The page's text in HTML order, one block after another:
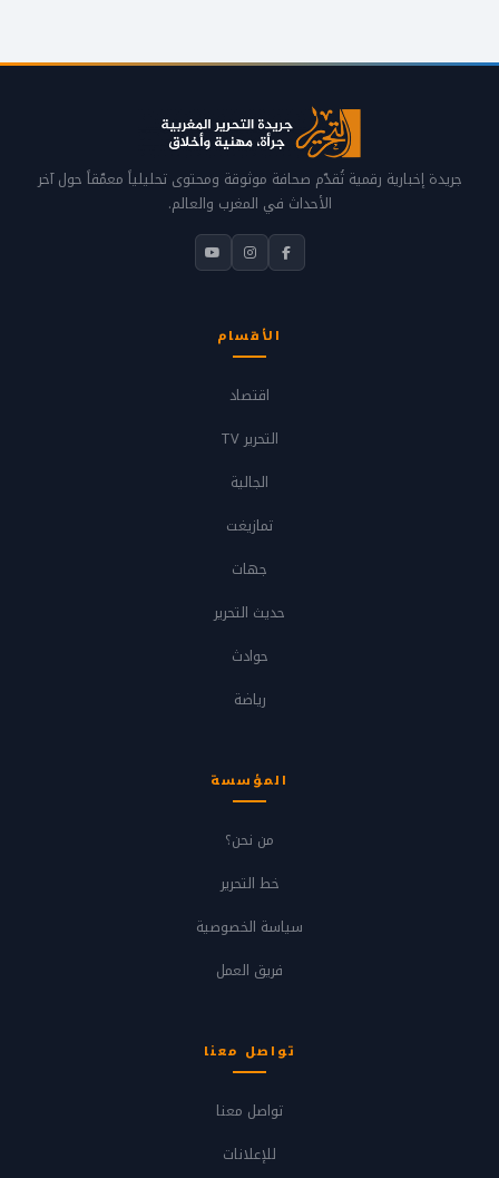
جريدة إخبارية رقمية تُقدّم صحافة موثوقة ومحتوى تحليلياً معمّقاً حول آخر
الأحداث في المغرب والعالم.
الأقسام
اقتصاد
التحرير TV
الجالية
تمازيغت
جهات
حديث التحرير
حوادث
رياضة
المؤسسة
من نحن؟
خط التحرير
سياسة الخصوصية
فريق العمل
تواصل معنا
تواصل معنا
للإعلانات